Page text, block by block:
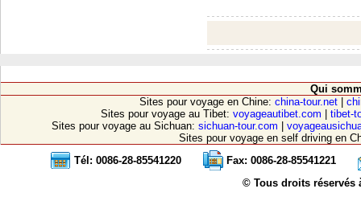
Qui
Sites pour voyage en Chine: china-tour.net
Sites pour voyage au Tibet: voyageautibet.com
tibet-
Sites pour voyage au Sichuan: sichuan-tour.com
Sites pour voyage en self driving en
Tél: 0086-28-85541220
Fax: 0086-28-85541221
© Tous droits réservés